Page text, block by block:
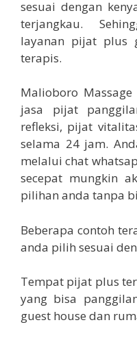
sesuai dengan
terjangkau.
layanan pijat plus
terapis.
Malioboro
jasa pijat
refleksi, pijat
selama 24 jam.
melalui chat
secepat mungkin
pilihan anda tanpa
Beberapa contoh
anda pilih sesuai
Tempat pijat plus
yang bisa
guest house dan